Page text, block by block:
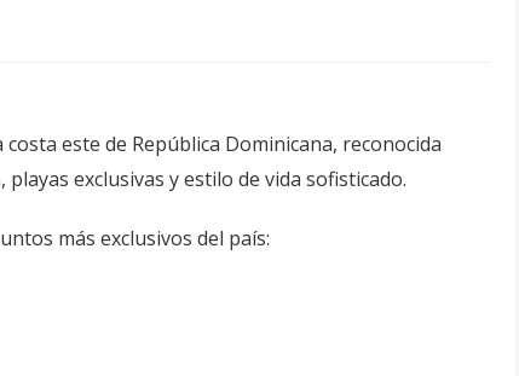
este de República Dominicana, reconocida
exclusivas y estilo de vida sofisticado.
más exclusivos del país: